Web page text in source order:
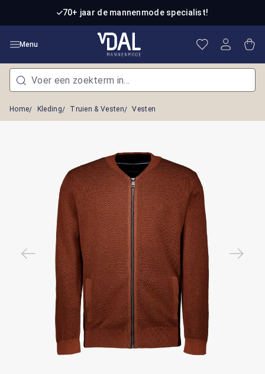
Ga naar de hoofdinhoud70+ jaar de mannenmode specialist!
Menu Je hebt 0
Home Kleding Truien & Vesten Vesten